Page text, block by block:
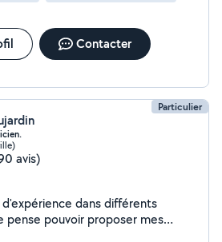
Contacter
Particulier
avis)
dans différents
pense pouvoir proposer mes